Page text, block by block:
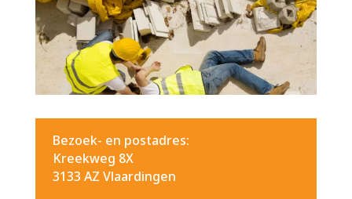
Bezoek- en postadres:
Kreekweg 8X
3133 AZ Vlaardingen